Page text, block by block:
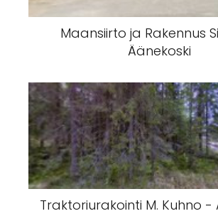
Maansiirto ja Rakennus
Äänekoski
Traktoriurakointi M. Kuhno -